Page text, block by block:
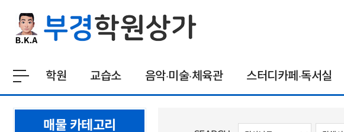
학원 교습소 음악·미술·체육관 스터디카페·독서실
매물 카테고리